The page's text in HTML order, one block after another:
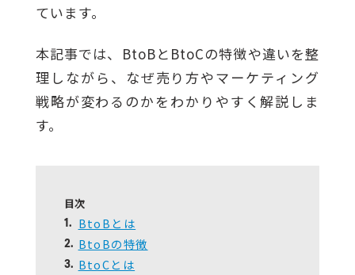
ています。
本記事では、BtoBとBtoCの特徴や違いを整
理しながら、なぜ売り方やマーケティング
戦略が変わるのかをわかりやすく解説しま
す。
目次
1. BtoBとは
2. BtoBの特徴
3. BtoCとは